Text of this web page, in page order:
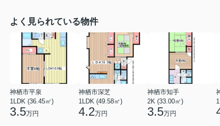
よく見られている物件
神栖市平泉
1LDK (36.45㎡)
3.5万円
神栖市深芝
1LDK (49.58㎡)
4.2万円
神栖市知手
2K (33.00㎡)
3.5万円